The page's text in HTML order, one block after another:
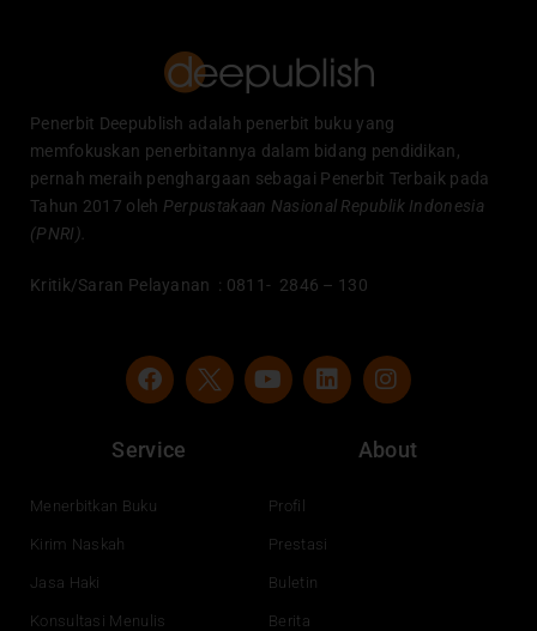
Penerbit Deepublish adalah penerbit buku yang
memfokuskan penerbitannya dalam bidang pendidikan,
pernah meraih penghargaan sebagai Penerbit Terbaik pada
Tahun 2017 oleh Perpustakaan Nasional Republik Indonesia
(PNRI).
Kritik/Saran Pelayanan : 0811- 2846 – 130
F
a
e
b
o
Y
o
e
L
i
n
I
n
t
a
Service
Menerbitkan Buku
Kirim Naskah
Jasa Haki
Konsultasi Menulis
About
Profil
Prestasi
Buletin
Berita